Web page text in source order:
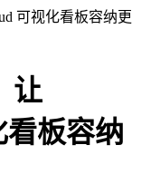
可视化看板容纳更
让
板容纳